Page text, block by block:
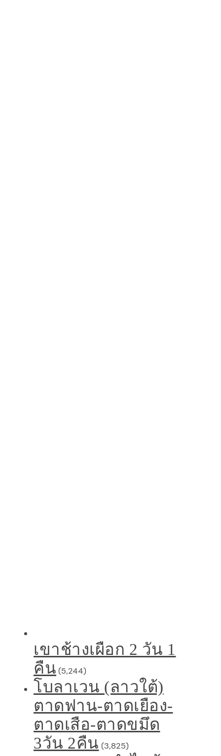
เขาช้างเผือก 2 วัน 1
คืน (5,244)
โบลาเวน (ลาวใต้)
ตาดฟาน-ตาดเยือง-
ตาดเสือ-ตาดขมึด
3วัน 2คืน (3,825)